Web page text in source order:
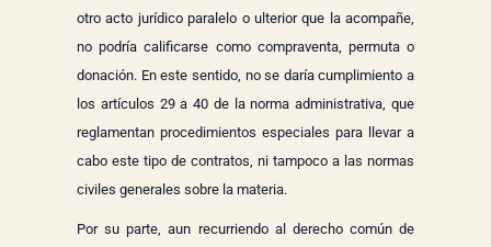
otro acto jurídico paralelo o ulterior que la acompañe,
no podría calificarse como compraventa, permuta o
donación. En este sentido, no se daría cumplimiento a
los artículos 29 a 40 de la norma administrativa, que
reglamentan procedimientos especiales para llevar a
cabo este tipo de contratos, ni tampoco a las normas
civiles generales sobre la materia.
Por su parte, aun recurriendo al derecho común de